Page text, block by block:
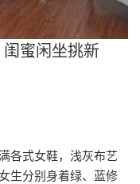
蜜闲坐挑新
各式女鞋，浅灰布艺
生分别身着绿、蓝修